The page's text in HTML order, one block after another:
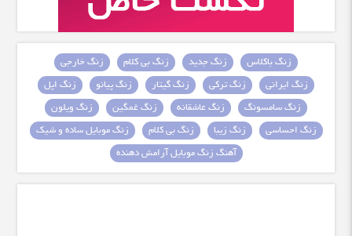
زنگ باکلاس زنگ جدید زنگ بی کلام
زنگ خارجی
زنگ ایرانی
زنگ ترکی زنگ گیتار زنگ پیانو
زنگ اپل
زنگ سامسونگ
زنگ عاشقانه زنگ غمگین
زنگ ویلون
زنگ احساسی
زنگ زیبا زنگ بی کلام
زنگ موبایل ساده و شیک
آهنگ زنگ موبایل آرامش دهنده